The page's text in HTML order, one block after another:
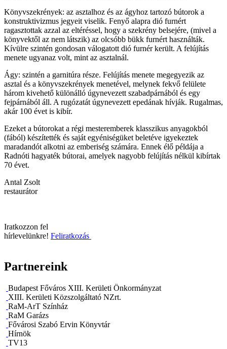
Könyvszekrények: az asztalhoz és az ágyhoz tartozó bútorok a
konstruktivizmus jegyeit viselik. Fenyő alapra dió furnért
ragasztottak azzal az eltéréssel, hogy a szekrény belsejére, (mivel a
könyvektől az nem látszik) az olcsóbb bükk furnért használták.
Kívülre szintén gondosan válogatott dió furnér került. A felújítás
menete ugyanaz volt, mint az asztalnál.
Ágy: szintén a garnitúra része. Felújítás menete megegyezik az
asztal és a könyvszekrények menetével, melynek fekvő felülete
három kivehető különálló úgynevezett szabadpárnából és egy
fejpárnából áll. A rugózatát úgynevezett epedának hívják. Rugalmas,
akár 100 évet is kibír.
Ezeket a bútorokat a régi mesteremberek klasszikus anyagokból
(fából) készítették és saját egyéniségüket beletéve igyekeztek
maradandót alkotni az emberiség számára. Ennek élő példája a
Radnóti hagyaték bútorai, amelyek nagyobb felújítás nélkül kibírtak
70 évet.
Antal Zsolt
restaurátor
Iratkozzon fel
hírlevelünkre! Feliratkozás
Partnereink
Budapest Főváros XIII. Kerületi Önkormányzat
XIII. Kerületi Közszolgáltató NZrt.
RaM-ArT Színház
RaM Garázs
Fővárosi Szabó Ervin Könyvtár
Hírnök
TV13